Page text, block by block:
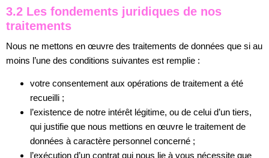
3.2 Les fondements juridiques de nos
traitements
Nous ne mettons en œuvre des traitements de données que si au
moins l’une des conditions suivantes est remplie :
votre consentement aux opérations de traitement a été
recueilli ;
l’existence de notre intérêt légitime, ou de celui d’un tiers,
qui justifie que nous mettions en œuvre le traitement de
données à caractère personnel concerné ;
l’exécution d’un contrat qui nous lie à vous nécessite que